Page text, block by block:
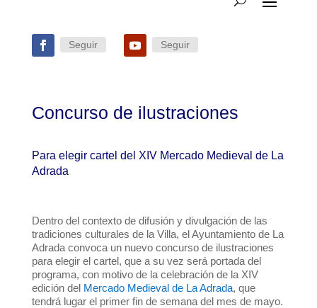
Seguir Seguir
Concurso de ilustraciones
Para elegir cartel del XIV Mercado Medieval de La
Adrada
Dentro del contexto de difusión y divulgación de las
tradiciones culturales de la Villa, el Ayuntamiento de La
Adrada convoca un nuevo concurso de ilustraciones
para elegir el cartel, que a su vez será portada del
programa, con motivo de la celebración de la XIV
edición del Mercado Medieval de La Adrada, que
tendrá lugar el primer fin de semana del mes de mayo.